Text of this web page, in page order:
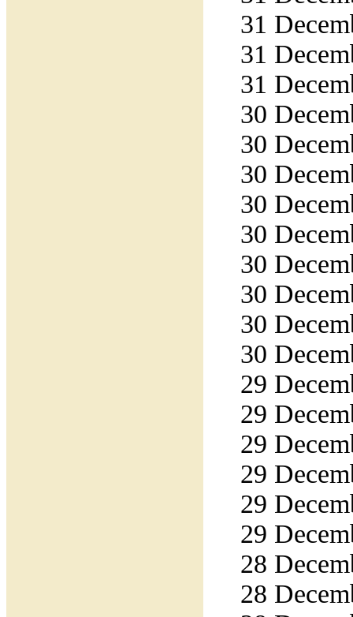
31
31
31
30
30
30
30
30
30
30
30
30
29
29
29
29
29
29
28
28